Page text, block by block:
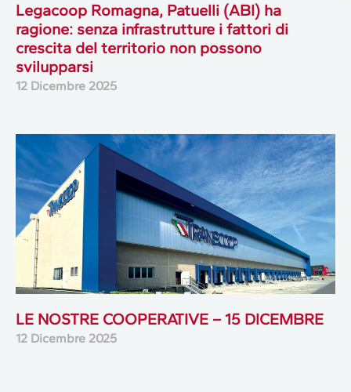
Legacoop Romagna, Patuelli (ABI) ha
ragione: senza infrastrutture i fattori di
crescita del territorio non possono
svilupparsi
12 Dicembre 2025
LE NOSTRE COOPERATIVE – 15 DICEMBRE
12 Dicembre 2025